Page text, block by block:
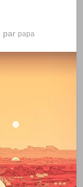
par papa